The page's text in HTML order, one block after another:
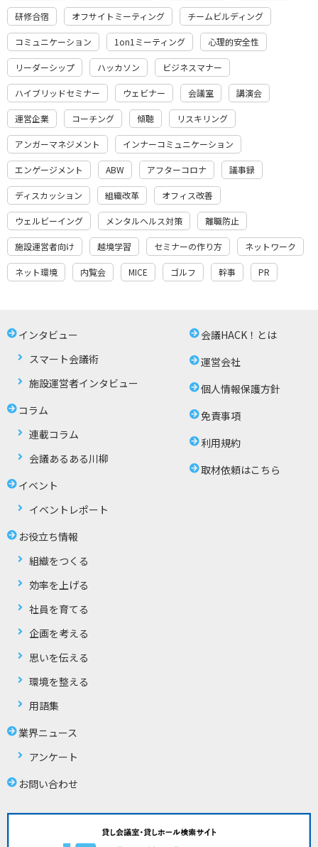
研修合宿 オフサイトミーティング チームビルディング
コミュニケーション 1on1ミーティング 心理的安全性
リーダーシップ ハッカソン ビジネスマナー
ハイブリッドセミナー ウェビナー 会議室 講演会
運営企業 コーチング 傾聴 リスキリング
アンガーマネジメント インナーコミュニケーション
エンゲージメント ABW アフターコロナ 議事録
ディスカッション 組織改革 オフィス改善
ウェルビーイング メンタルヘルス対策 離職防止
施設運営者向け 越境学習 セミナーの作り方 ネットワーク
ネット環境 内覧会 MICE ゴルフ 幹事 PR
インタビュー
スマート会議術
施設運営者インタビュー
コラム
連載コラム
会議あるある川柳
イベント
イベントレポート
お役立ち情報
組織をつくる
効率を上げる
社員を育てる
企画を考える
思いを伝える
環境を整える
用語集
業界ニュース
アンケート
お問い合わせ
会議HACK！とは
運営会社
個人情報保護方針
免責事項
利用規約
取材依頼はこちら